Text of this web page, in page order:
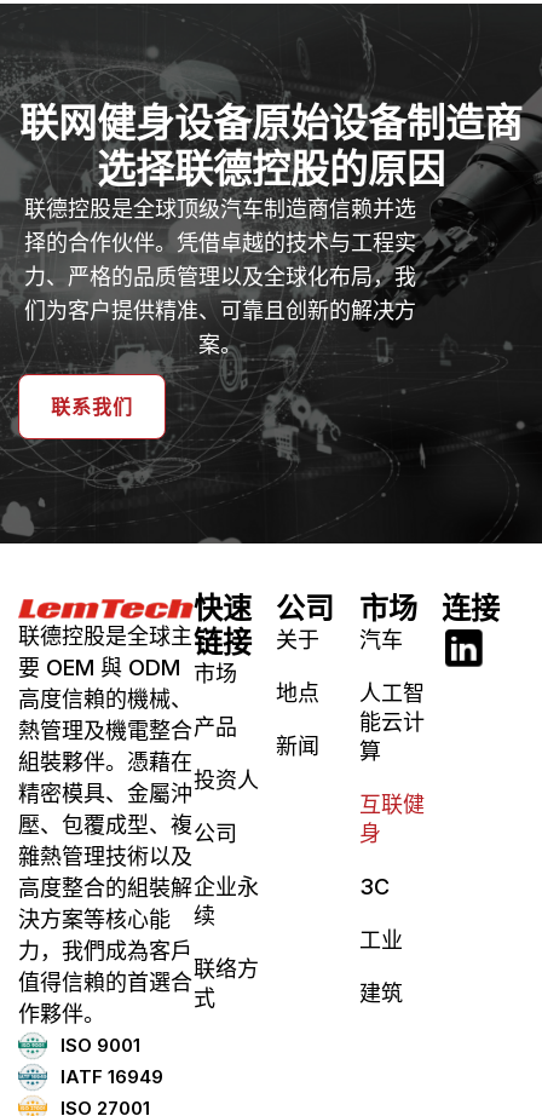
联网健身设备原始设备制造商
选择联德控股的原因
联德控股是全球顶级汽车制造商信赖并选
择的合作伙伴。凭借卓越的技术与工程实
力、严格的品质管理以及全球化布局，我
们为客户提供精准、可靠且创新的解决方
案。
联系我们
联德控股是全球主
要 OEM 與 ODM
高度信賴的機械、
熱管理及機電整合
組裝夥伴。憑藉在
精密模具、金屬沖
壓、包覆成型、複
雜熱管理技術以及
高度整合的組裝解
決方案等核心能
力，我們成為客戶
值得信賴的首選合
作夥伴。
ISO 9001
IATF 16949
ISO 27001
快速
链接
市场
产品
投资人
公司
企业永
续
联络方
式
公司
关于
地点
新闻
市场
汽车
人工智
能云计
算
互联健
身
3C
工业
建筑
连接